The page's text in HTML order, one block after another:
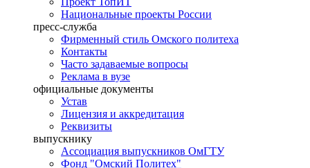
Национальные проекты России
пресс-служба
Фирменный стиль Омского политеха
Контакты
Часто задаваемые вопросы
Реклама в вузе
официальные документы
Устав
Лицензия и аккредитация
Реквизиты
выпускнику
Ассоциация выпускников ОмГТУ
Фонд "Омский Политех"